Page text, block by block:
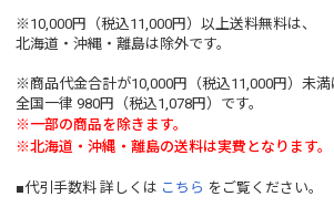
※10,000円（税込11,000円）以上送料無料は、
北海道・沖縄・離島は除外です。
※商品代金合計が10,000円（税込11,000円）未満
全国一律 980円（税込1,078円）です。
※一部の商品を除きます。
※北海道・沖縄・離島の送料は実費となります。
■代引手数料 詳しくは こちら をご覧ください。